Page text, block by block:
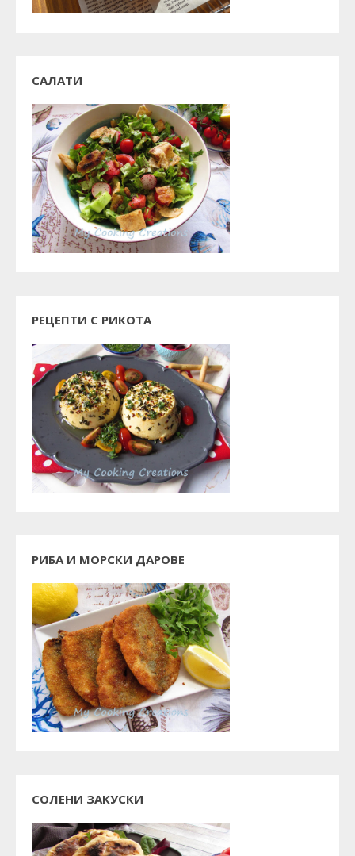
САЛАТИ
РЕЦЕПТИ С РИКОТА
РИБА И МОРСКИ ДАРОВЕ
СОЛЕНИ ЗАКУСКИ